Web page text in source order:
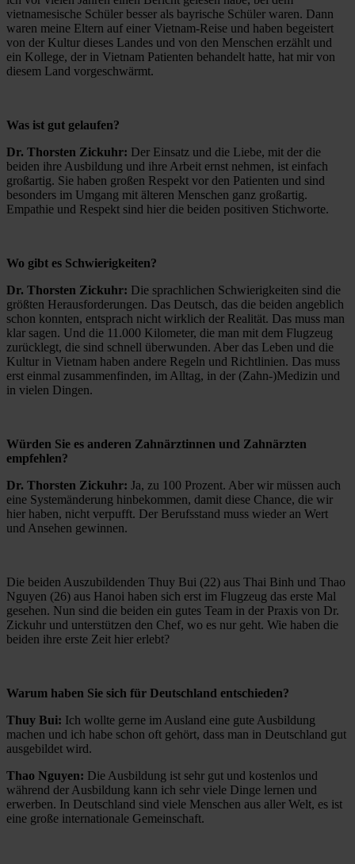
vietnamesische Schüler besser als bayrische Schüler waren. Dann
waren meine Eltern auf einer Vietnam-Reise und haben begeistert
von der Kultur dieses Landes und von den Menschen erzählt und
ein Kollege, der in Vietnam Patienten behandelt hatte, hat mir von
diesem Land vorgeschwärmt.
Was ist gut gelaufen?
Dr. Thorsten Zickuhr: Der Einsatz und die Liebe, mit der die
beiden ihre Ausbildung und ihre Arbeit ernst nehmen, ist einfach
großartig. Sie haben großen Respekt vor den Patienten und sind
besonders im Umgang mit älteren Menschen ganz großartig.
Empathie und Respekt sind hier die beiden positiven Stichworte.
Wo gibt es Schwierigkeiten?
Dr. Thorsten Zickuhr: Die sprachlichen Schwierigkeiten sind die
größten Herausforderungen. Das Deutsch, das die beiden angeblich
schon konnten, entsprach nicht wirklich der Realität. Das muss man
klar sagen. Und die 11.000 Kilometer, die man mit dem Flugzeug
zurücklegt, die sind schnell überwunden. Aber das Leben und die
Kultur in Vietnam haben andere Regeln und Richtlinien. Das muss
erst einmal zusammenfinden, im Alltag, in der (Zahn-)Medizin und
in vielen Dingen.
Würden Sie es anderen Zahnärztinnen und Zahnärzten
empfehlen?
Dr. Thorsten Zickuhr: Ja, zu 100 Prozent. Aber wir müssen auch
eine Systemänderung hinbekommen, damit diese Chance, die wir
hier haben, nicht verpufft. Der Berufsstand muss wieder an Wert
und Ansehen gewinnen.
Die beiden Auszubildenden Thuy Bui (22) aus Thai Binh und Thao
Nguyen (26) aus Hanoi haben sich erst im Flugzeug das erste Mal
gesehen. Nun sind die beiden ein gutes Team in der Praxis von Dr.
Zickuhr und unterstützen den Chef, wo es nur geht. Wie haben die
beiden ihre erste Zeit hier erlebt?
Warum haben Sie sich für Deutschland entschieden?
Thuy Bui: Ich wollte gerne im Ausland eine gute Ausbildung
machen und ich habe schon oft gehört, dass man in Deutschland gut
ausgebildet wird.
Thao Nguyen: Die Ausbildung ist sehr gut und kostenlos und
während der Ausbildung kann ich sehr viele Dinge lernen und
erwerben. In Deutschland sind viele Menschen aus aller Welt, es ist
eine große internationale Gemeinschaft.